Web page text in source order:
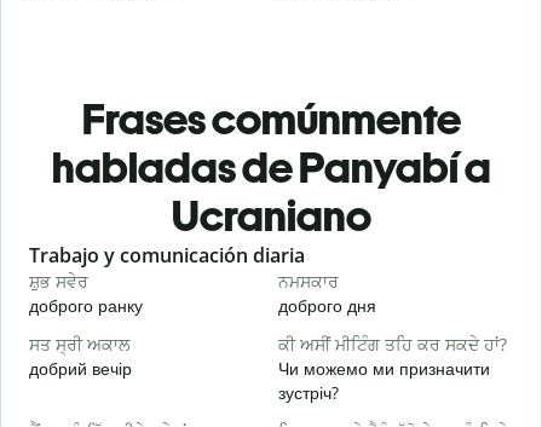
Frases comúnmente
habladas de Panyabí a
Ucraniano
Slide 1 of 6
Trabajo y comunicación diaria
ਸ਼ੁਭ ਸਵੇਰ
доброго ранку
ਨਮਸਕਾਰ
доброго дня
ਸਤ ਸ੍ਰੀ ਅਕਾਲ
добрий вечір
ਕੀ ਅਸੀਂ ਮੀਟਿੰਗ ਤਹਿ ਕਰ ਸਕਦੇ ਹਾਂ?
Чи можемо ми призначити
зустріч?